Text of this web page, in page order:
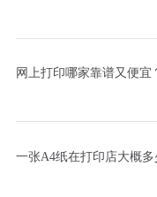
网上打印哪家靠谱又便宜
一张A4纸在打印店大概多